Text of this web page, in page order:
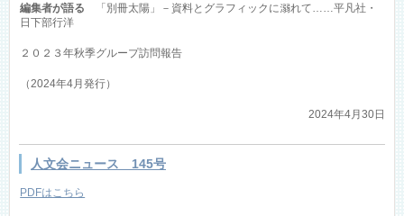
編集者が語る 「別冊太陽」－資料とグラフィックに溺れて……平凡社・
日下部行洋
２０２３年秋季グループ訪問報告
（2024年4月発行）
2024年4月30日
人文会ニュース 145号
PDFはこちら